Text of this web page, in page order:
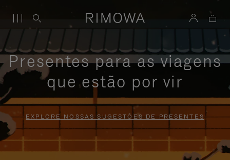
Presentes para as viagens
que estão por vir
EXPLORE NOSSAS SUGESTÕES DE PRESENTES